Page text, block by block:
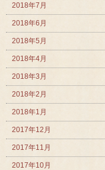
2018年7月
2018年6月
2018年5月
2018年4月
2018年3月
2018年2月
2018年1月
2017年12月
2017年11月
2017年10月